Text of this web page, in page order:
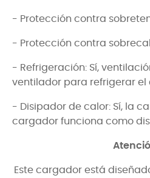
- Protección contra
- Protección contra
- Refrigeración: Sí,
ventilador para refrigerar el
- Disipador de calor: Sí, la
cargador funciona como
Este cargador está